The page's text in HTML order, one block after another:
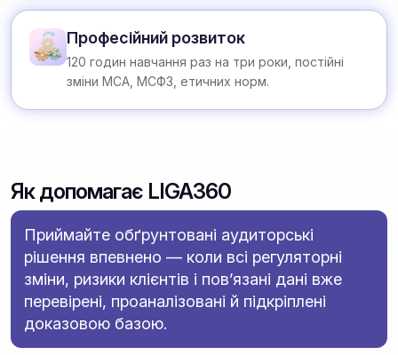
Професійний розвиток
120 годин навчання раз на три роки, постійні
зміни МСА, МСФЗ, етичних норм.
Як допомагає LIGA360
Приймайте обґрунтовані аудиторські
рішення впевнено — коли всі регуляторні
зміни, ризики клієнтів і пов’язані дані вже
перевірені, проаналізовані й підкріплені
доказовою базою.